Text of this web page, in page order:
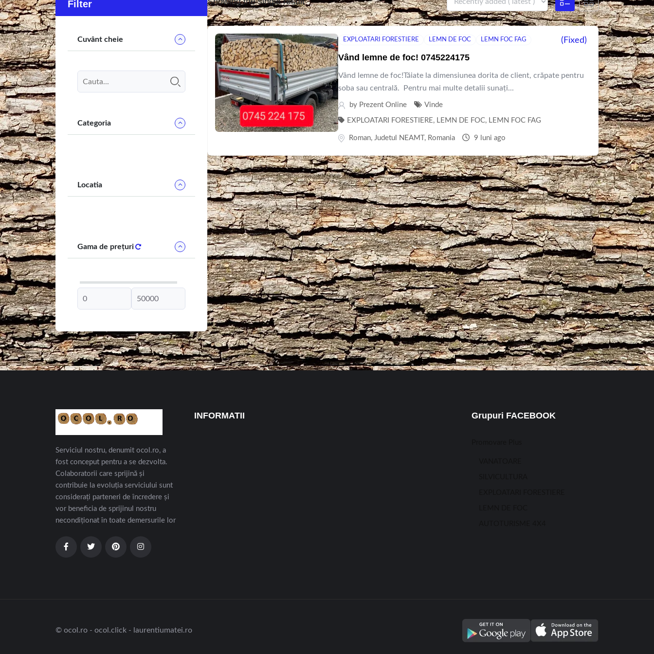
EXPLOATARI FORESTIERE LEMN DE FOC LEMN FOC FAG (Fixed)
Vând lemne de foc! 0745224175
Vând lemne de foc!Tăiate la dimensiunea dorita de client, crăpate pentru
soba sau centrală. Pentru mai multe detalii sunați...
by Prezent Online Vinde
EXPLOATARI FORESTIERE, LEMN DE FOC, LEMN FOC FAG
Roman, Judetul NEAMT , Romania 9 luni ago
Filter
Cuvânt cheie
Categoria
Locatia
Gama de prețuri
Serviciul nostru, denumit ocol.ro, a
fost conceput pentru a se dezvolta.
Colaboratorii care sprijină și
contribuie la evoluția serviciului sunt
considerați parteneri de încredere și
vor beneficia de sprijinul nostru
necondiționat în toate demersurile lor
INFORMATII Grupuri FACEBOOK
© ocol.ro - ocol.click - laurentiumatei.ro